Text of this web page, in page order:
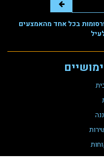
בכל אחד מהאמצעים